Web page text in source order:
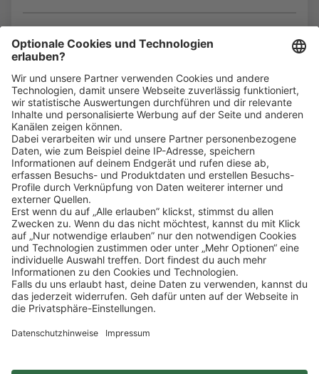
Bin ich für die Stelle geeignet?
Klickehier, um alle offenen Jobs zu sehen.
Impressum Datenschutz
Privatsphäre-Einstellungen
FAQ
Veranstaltungen
Sitemap